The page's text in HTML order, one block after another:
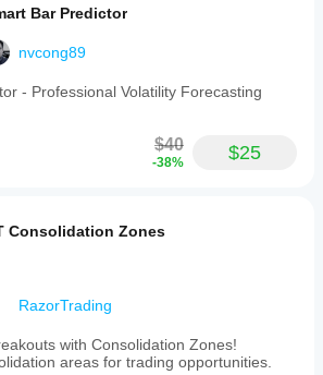
Bar Predictor
nvcong89
- Professional Volatility Forecasting
$40
-38% $25
Consolidation Zones
RazorTrading
with Consolidation Zones!
areas for trading opportunities.